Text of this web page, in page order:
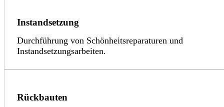
Instandsetzung
Durchführung von Schönheitsreparaturen und
Instandsetzungsarbeiten.
Rückbauten